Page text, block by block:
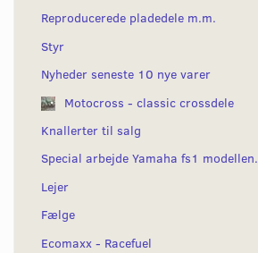
Reproducerede pladedele m.m.
Styr
Nyheder seneste 10 nye varer
Motocross - classic crossdele
Knallerter til salg
Special arbejde Yamaha fs1 modellen.
Lejer
Fælge
Ecomaxx - Racefuel